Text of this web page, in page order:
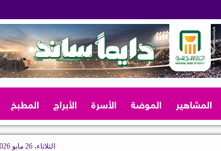
المشاهير الموضة الأسرة الأبراج المطبخ
الثلاثاء، 26 مايو 2026